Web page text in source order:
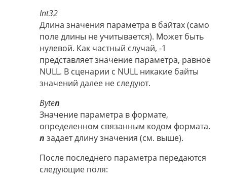
Int32
Длина значения параметра в байтах (само
поле длины не учитывается). Может быть
нулевой. Как частный случай, -1
представляет значение параметра, равное
NULL. В сценарии с NULL никакие байты
значений далее не следуют.
Byten
Значение параметра в формате,
определенном связанным кодом формата.
n задает длину значения (см. выше).
После последнего параметра передаются
следующие поля: